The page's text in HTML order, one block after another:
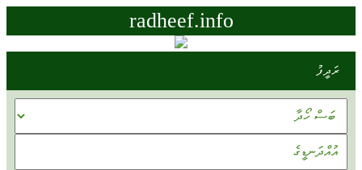
radheef.info
ރަދީފު